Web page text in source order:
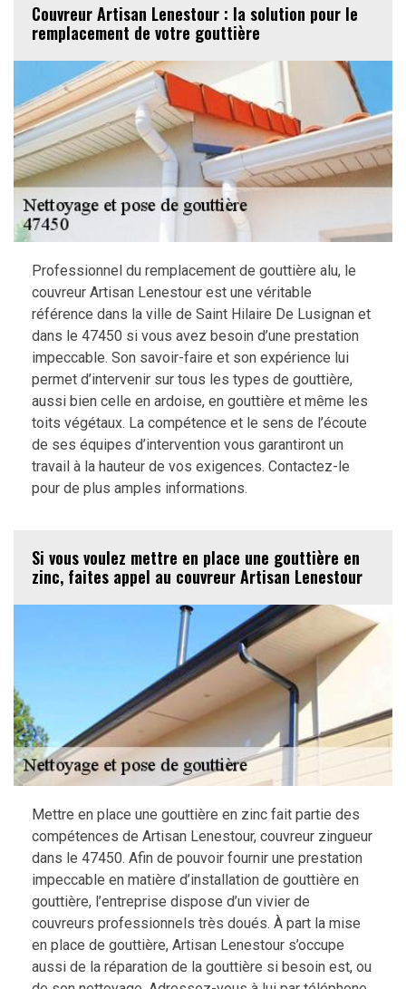
Couvreur Artisan Lenestour : la solution pour le
remplacement de votre gouttière
Professionnel du remplacement de gouttière alu, le
couvreur Artisan Lenestour est une véritable
référence dans la ville de Saint Hilaire De Lusignan et
dans le 47450 si vous avez besoin d’une prestation
impeccable. Son savoir-faire et son expérience lui
permet d’intervenir sur tous les types de gouttière,
aussi bien celle en ardoise, en gouttière et même les
toits végétaux. La compétence et le sens de l’écoute
de ses équipes d’intervention vous garantiront un
travail à la hauteur de vos exigences. Contactez-le
pour de plus amples informations.
Si vous voulez mettre en place une gouttière en
zinc, faites appel au couvreur Artisan Lenestour
Mettre en place une gouttière en zinc fait partie des
compétences de Artisan Lenestour, couvreur zingueur
dans le 47450. Afin de pouvoir fournir une prestation
impeccable en matière d’installation de gouttière en
gouttière, l’entreprise dispose d’un vivier de
couvreurs professionnels très doués. À part la mise
en place de gouttière, Artisan Lenestour s’occupe
aussi de la réparation de la gouttière si besoin est, ou